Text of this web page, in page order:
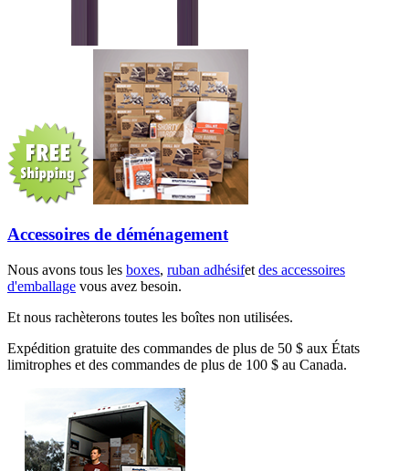
Accessoires de déménagement
Nous avons tous les boxes, ruban adhésifet des accessoires
d'emballage vous avez besoin.
Et nous rachèterons toutes les boîtes non utilisées.
Expédition gratuite des commandes de plus de 50 $ aux États
limitrophes et des commandes de plus de 100 $ au Canada.